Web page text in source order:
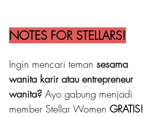
NOTES FOR STELLARS!
Ingin mencari teman sesama
wanita karir atau entrepreneur
wanita? Ayo gabung menjadi
member Stellar Women GRATIS!